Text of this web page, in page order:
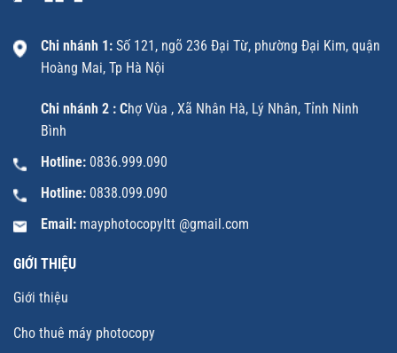
Chi nhánh 1: Số 121, ngõ 236 Đại Từ, phường Đại Kim, quận
Hoàng Mai, Tp Hà Nội
Chi nhánh 2 : Chợ Vùa , Xã Nhân Hà, Lý Nhân, Tỉnh Ninh
Bình
Hotline: 0836.999.090
Hotline: 0838.099.090
Email: mayphotocopyltt @gmail.com
GIỚI THIỆU
Giới thiệu
Cho thuê máy photocopy